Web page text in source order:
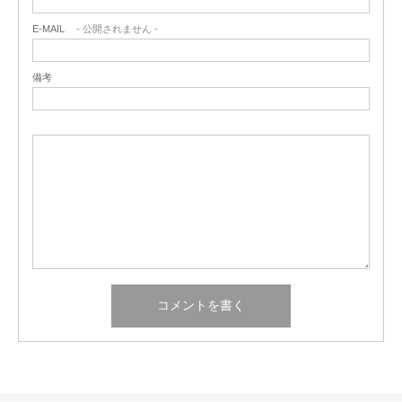
E-MAIL - 公開されません -
備考